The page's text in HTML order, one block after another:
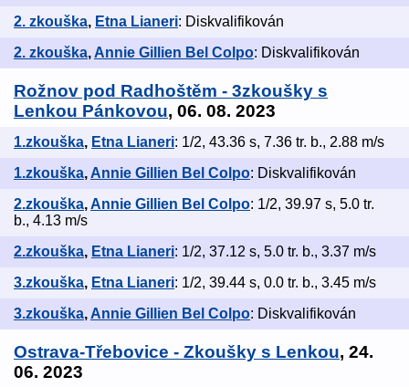
2. zkouška, Etna Lianeri: Diskvalifikován
2. zkouška, Annie Gillien Bel Colpo: Diskvalifikován
Rožnov pod Radhoštěm - 3zkoušky s
Lenkou Pánkovou, 06. 08. 2023
1.zkouška, Etna Lianeri: 1/2, 43.36 s, 7.36 tr. b., 2.88 m/s
1.zkouška, Annie Gillien Bel Colpo: Diskvalifikován
2.zkouška,Annie Gillien Bel Colpo: 1/2, 39.97 s, 5.0 tr.
b., 4.13 m/s
2.zkouška, Etna Lianeri: 1/2, 37.12 s, 5.0 tr. b., 3.37 m/s
3.zkouška, Etna Lianeri: 1/2, 39.44 s, 0.0 tr. b., 3.45 m/s
3.zkouška, Annie Gillien Bel Colpo: Diskvalifikován
Ostrava-Třebovice - Zkoušky s Lenkou, 24.
06. 2023